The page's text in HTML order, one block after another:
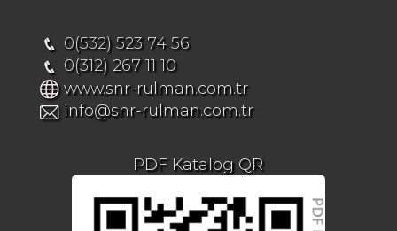
0(532) 523 74 56
0(312) 267 11 10
www.snr-rulman.com.tr
info@snr-rulman.com.tr
PDF Katalog QR